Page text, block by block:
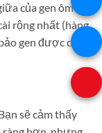
của gen ôm sát
rộng nhất (hàng
gen được cố
sẽ cảm thấy